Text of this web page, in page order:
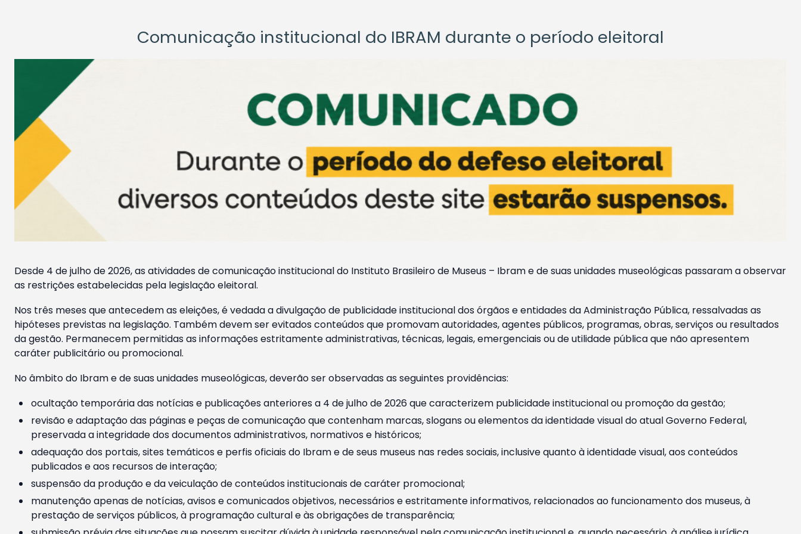
Comunicação institucional do IBRAM durante o período eleitoral
Desde 4 de julho de 2026, as atividades de comunicação institucional do Instituto Brasileiro de Museus – Ibram e de suas unidades museológicas passaram a observar
as restrições estabelecidas pela legislação eleitoral.
Nos três meses que antecedem as eleições, é vedada a divulgação de publicidade institucional dos órgãos e entidades da Administração Pública, ressalvadas as
hipóteses previstas na legislação. Também devem ser evitados conteúdos que promovam autoridades, agentes públicos, programas, obras, serviços ou resultados
da gestão. Permanecem permitidas as informações estritamente administrativas, técnicas, legais, emergenciais ou de utilidade pública que não apresentem
caráter publicitário ou promocional.
No âmbito do Ibram e de suas unidades museológicas, deverão ser observadas as seguintes providências:
ocultação temporária das notícias e publicações anteriores a 4 de julho de 2026 que caracterizem publicidade institucional ou promoção da gestão;
revisão e adaptação das páginas e peças de comunicação que contenham marcas, slogans ou elementos da identidade visual do atual Governo Federal,
preservada a integridade dos documentos administrativos, normativos e históricos;
adequação dos portais, sites temáticos e perfis oficiais do Ibram e de seus museus nas redes sociais, inclusive quanto à identidade visual, aos conteúdos
publicados e aos recursos de interação;
suspensão da produção e da veiculação de conteúdos institucionais de caráter promocional;
manutenção apenas de notícias, avisos e comunicados objetivos, necessários e estritamente informativos, relacionados ao funcionamento dos museus, à
prestação de serviços públicos, à programação cultural e às obrigações de transparência;